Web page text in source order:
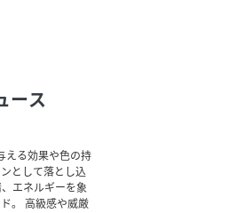
ース
える効果や色の持
として落とし込
エネルギーを象
。 高級感や威厳